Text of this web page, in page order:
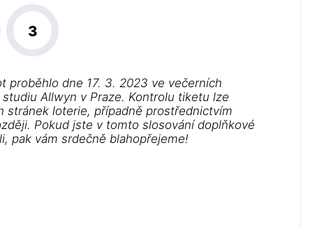
3
proběhlo dne 17. 3. 2023 ve večerních
Allwyn v Praze. Kontrolu tiketu lze
loterie, případně prostřednictvím
Pokud jste v tomto slosování doplňkové
pak vám srdečně blahopřejeme!